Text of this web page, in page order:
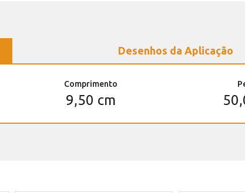
Desenhos da Aplicação
Comprimento
9,50 cm